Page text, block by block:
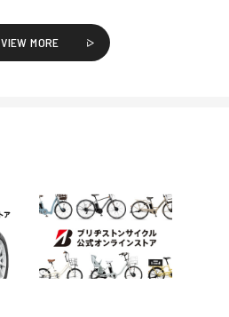
VIEW MORE